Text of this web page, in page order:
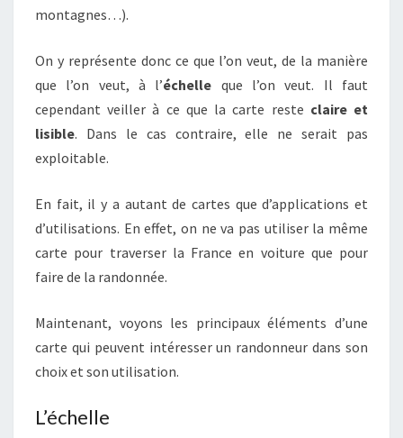
montagnes…).
On y représente donc ce que l’on veut, de la manière
que l’on veut, à l’échelle que l’on veut. Il faut
cependant veiller à ce que la carte reste claire et
lisible. Dans le cas contraire, elle ne serait pas
exploitable.
En fait, il y a autant de cartes que d’applications et
d’utilisations. En effet, on ne va pas utiliser la même
carte pour traverser la France en voiture que pour
faire de la randonnée.
Maintenant, voyons les principaux éléments d’une
carte qui peuvent intéresser un randonneur dans son
choix et son utilisation.
L’échelle